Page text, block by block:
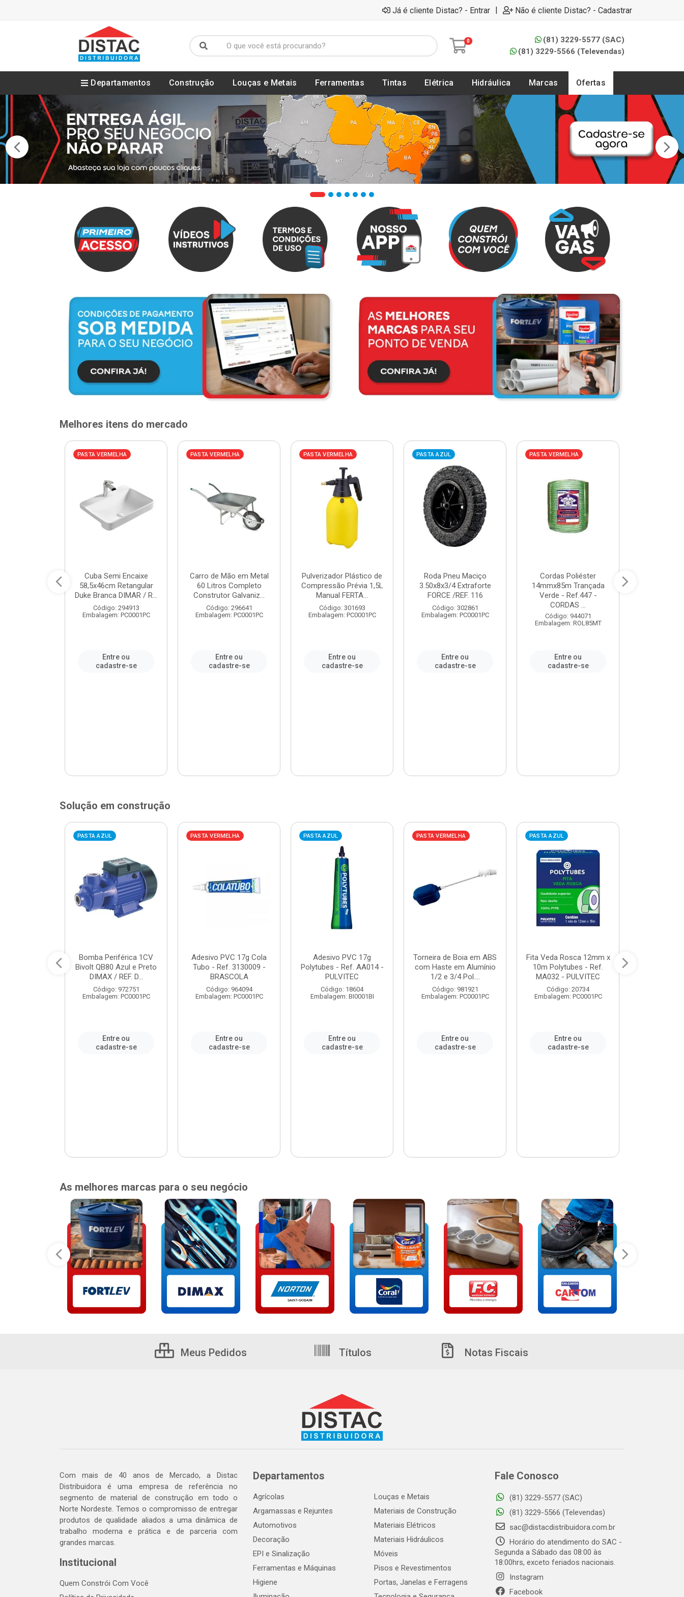
Já é cliente Distac? - Entrar | Não é cliente Distac? - Cadastrar
0
(81) 3229-5577 (SAC)
(81) 3229-5566 (Televendas)
Departamentos Construção Louças e Metais Ferramentas Tintas Elétrica Hidráulica Marcas Ofertas
Melhores itens do mercado
PASTA VERMELHA
Cuba Semi Encaixe
58,5x46cm Retangular
Duke Branca DIMAR / R...
Código: 294913
Embalagem: PC0001PC
Entre ou
cadastre-se
PASTA VERMELHA
Carro de Mão em Metal
60 Litros Completo
Construtor Galvaniz...
Código: 296641
Embalagem: PC0001PC
Entre ou
cadastre-se
PASTA VERMELHA
Pulverizador Plástico de
Compressão Prévia 1,5L
Manual FERTA...
Código: 301693
Embalagem: PC0001PC
Entre ou
cadastre-se
PASTA AZUL
Roda Pneu Maciço
3.50x8x3/4 Extraforte
FORCE /REF. 116
Código: 302861
Embalagem: PC0001PC
Entre ou
cadastre-se
PASTA VERMELHA
Cordas Poliéster
14mmx85m Trançada
Verde - Ref.447 -
CORDAS ...
Código: 944071
Embalagem: ROL85MT
Entre ou
cadastre-se
Solução em construção
PASTA AZUL
Bomba Periférica 1CV
Bivolt QB80 Azul e Preto
DIMAX / REF. D...
Código: 972751
Embalagem: PC0001PC
Entre ou
cadastre-se
PASTA VERMELHA
Adesivo PVC 17g Cola
Tubo - Ref. 3130009 -
BRASCOLA
Código: 964094
Embalagem: PC0001PC
Entre ou
cadastre-se
PASTA AZUL
Adesivo PVC 17g
Polytubes - Ref. AA014 -
PULVITEC
Código: 18604
Embalagem: BI0001BI
Entre ou
cadastre-se
PASTA VERMELHA
Torneira de Boia em ABS
com Haste em Alumínio
1/2 e 3/4 Pol....
Código: 981921
Embalagem: PC0001PC
Entre ou
cadastre-se
PASTA AZUL
Fita Veda Rosca 12mm x
10m Polytubes - Ref.
MA032 - PULVITEC
Código: 20734
Embalagem: PC0001PC
Entre ou
cadastre-se
As melhores marcas para o seu negócio
Meus Pedidos Títulos Notas Fiscais
Com mais de 40 anos de Mercado, a Distac
Distribuidora é uma empresa de referência no
segmento de material de construção em todo o
Norte Nordeste. Temos o compromisso de entregar
produtos de qualidade aliados a uma dinâmica de
trabalho moderna e prática e de parceria com
grandes marcas.
Institucional
Quem Constrói Com Você
Departamentos
Agrícolas
Argamassas e Rejuntes
Automotivos
Decoração
EPI e Sinalização
Ferramentas e Máquinas
Higiene
Louças e Metais
Materiais de Construção
Materiais Elétricos
Materiais Hidráulicos
Móveis
Pisos e Revestimentos
Portas, Janelas e Ferragens
Fale Conosco
(81) 3229-5577 (SAC)
(81) 3229-5566 (Televendas)
sac@distacdistribuidora.com.br
Horário do atendimento do SAC -
Segunda a Sábado das 08:00 às
18:00hrs, exceto feriados nacionais.
Instagram
Facebook